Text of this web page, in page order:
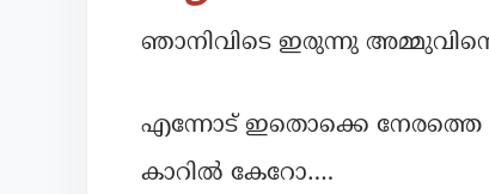
ഞാനിവിടെ ഇരുന്നു അമ്മുവിനെ
എന്നോട് ഇതൊക്കെ നേരത്തെ
കാറിൽ കേറോ….